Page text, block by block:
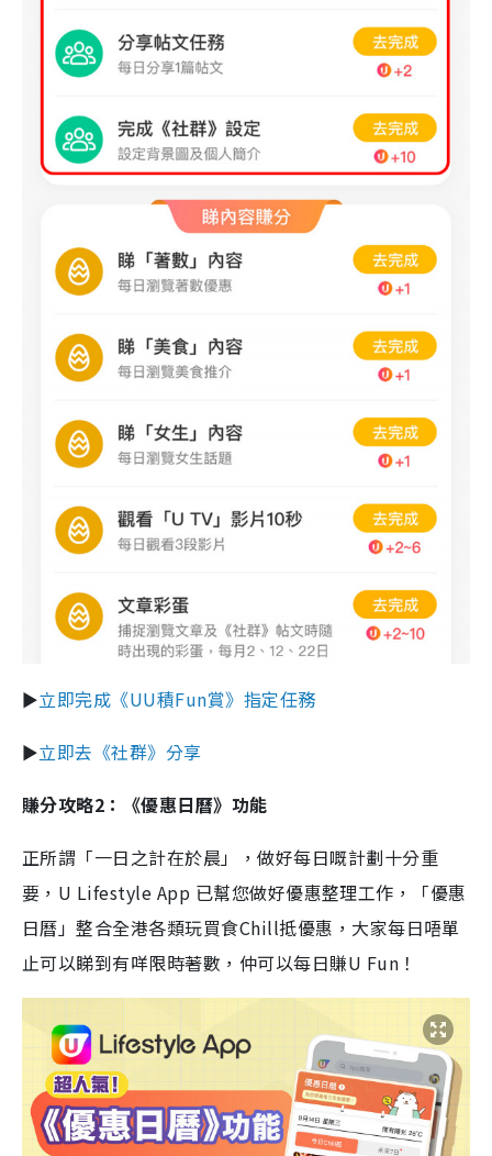
►立即完成《UU積Fun賞》指定任務
►立即去《社群》分享
賺分攻略2：《優惠日曆》功能
正所謂「一日之計在於晨」，做好每日嘅計劃十分重
要，U Lifestyle App 已幫您做好優惠整理工作，「優惠
日曆」整合全港各類玩買食Chill抵優惠，大家每日唔單
止可以睇到有咩限時著數，仲可以每日賺U Fun！